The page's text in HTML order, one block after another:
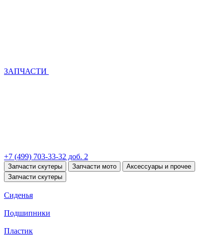
ЗАПЧАСТИ
+7 (499) 703-33-32 доб. 2
Запчасти скутеры Запчасти мото
Аксессуары и прочее
Запчасти скутеры
Сиденья
Подшипники
Пластик